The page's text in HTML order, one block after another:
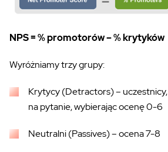
NPS = % promotorów – % krytyków
Wyróżniamy trzy grupy:
Krytycy (Detractors)– uczestnicy,
napytanie,wybierając ocenę 0-6
Neutralni (Passives) – ocena 7-8